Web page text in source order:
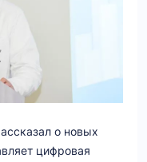
о новых
цифровая